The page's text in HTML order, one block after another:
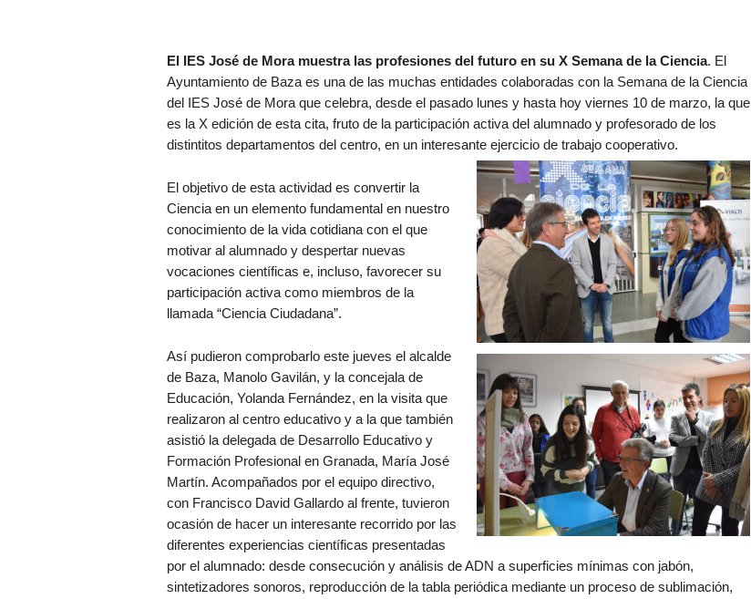
El IES José de Mora muestra las profesiones del futuro en su X Semana de la Ciencia. El
Ayuntamiento de Baza es una de las muchas entidades colaboradas con la Semana de la Ciencia
del IES José de Mora que celebra, desde el pasado lunes y hasta hoy viernes 10 de marzo, la que
es la X edición de esta cita, fruto de la participación activa del alumnado y profesorado de los
distintitos departamentos del centro, en un interesante ejercicio de trabajo cooperativo.
El objetivo de esta actividad es convertir la
Ciencia en un elemento fundamental en nuestro
conocimiento de la vida cotidiana con el que
motivar al alumnado y despertar nuevas
vocaciones científicas e, incluso, favorecer su
participación activa como miembros de la
llamada “Ciencia Ciudadana”.
Así pudieron comprobarlo este jueves el alcalde
de Baza, Manolo Gavilán, y la concejala de
Educación, Yolanda Fernández, en la visita que
realizaron al centro educativo y a la que también
asistió la delegada de Desarrollo Educativo y
Formación Profesional en Granada, María José
Martín. Acompañados por el equipo directivo,
con Francisco David Gallardo al frente, tuvieron
ocasión de hacer un interesante recorrido por las
diferentes experiencias científicas presentadas
por el alumnado: desde consecución y análisis de ADN a superficies mínimas con jabón,
sintetizadores sonoros, reproducción de la tabla periódica mediante un proceso de sublimación,